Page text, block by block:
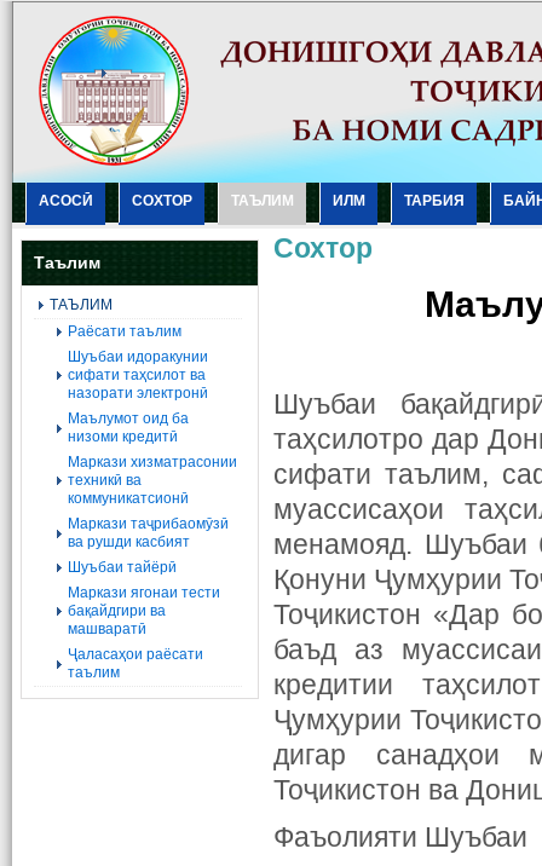
АСОСӢ СОХТОР ТАЪЛИМ ИЛМ ТАРБИЯ
Таълим
ТАЪЛИМ
Раёсати таълим
Шуъбаи идоракунии
сифати таҳсилот ва
назорати электронӣ
Маълумот оид ба
низоми кредитӣ
Маркази хизматрасонии
техникӣ ва
коммуникатсионӣ
Маркази таҷрибаомӯзӣ
ва рушди касбият
Шуъбаи тайёрӣ
Маркази ягонаи тести
бақайдгири ва
машваратӣ
Ҷаласаҳои раёсати
таълим
Сохтор
Шуъбаи
таҳсилотро дар
сифати таълим,
муассисаҳои
менамояд. Шуъбаи
Қонуни Ҷумҳурии
Тоҷикистон «Дар
баъд аз
кредитии
Ҷумҳурии
дигар санадҳои
Тоҷикистон ва
Фаъолияти Шуъбаи